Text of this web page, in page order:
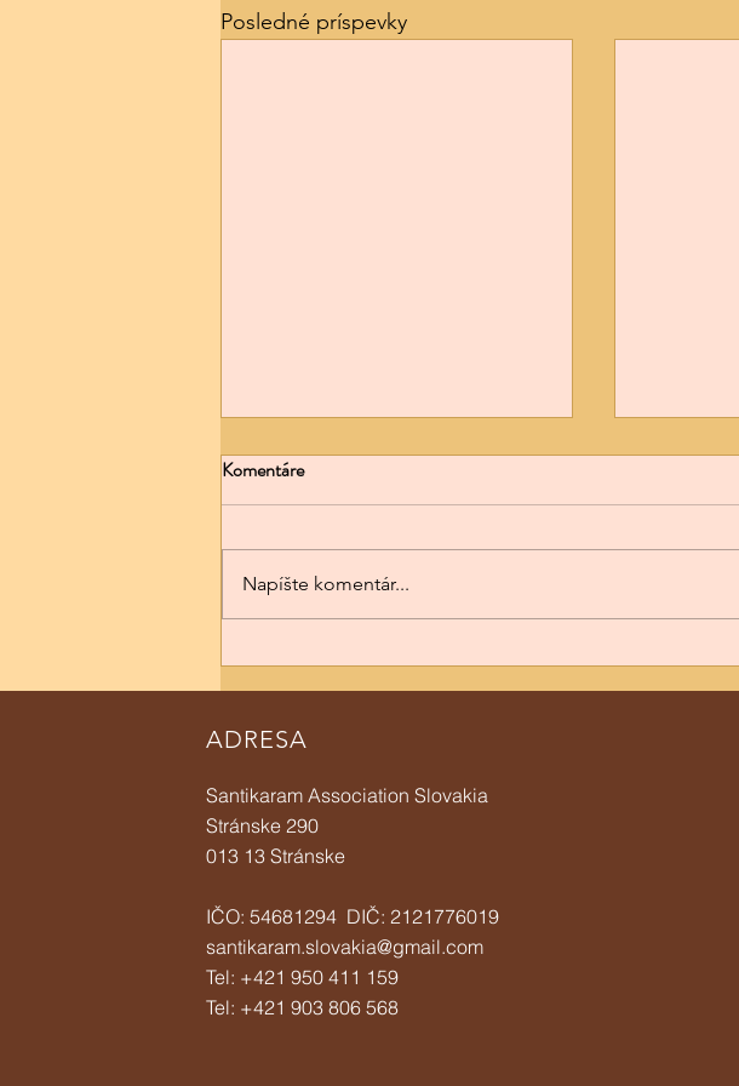
Posledné príspevky
Komentáre
Napíšte komentár...
ADRESA
Santikaram Association Slovakia
Stránske 290
013 13 Stránske
IČO: 54681294 DIČ: 2121776019
santikaram.slovakia@gmail.com
Tel: +421 950 411 159
Tel: +421 903 806 568